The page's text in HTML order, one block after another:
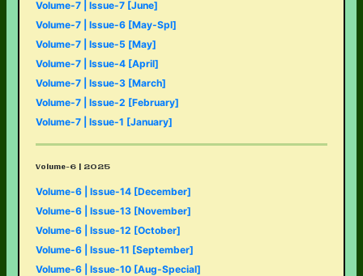
Volume-7 | Issue-7 [June]
Volume-7 | Issue-6 [May-Spl]
Volume-7 | Issue-5 [May]
Volume-7 | Issue-4 [April]
Volume-7 | Issue-3 [March]
Volume-7 | Issue-2 [February]
Volume-7 | Issue-1 [January]
Volume-6 | 2025
Volume-6 | Issue-14 [December]
Volume-6 | Issue-13 [November]
Volume-6 | Issue-12 [October]
Volume-6 | Issue-11 [September]
Volume-6 | Issue-10 [Aug-Special]